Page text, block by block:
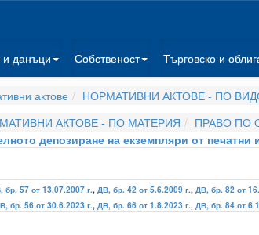
и данъци Собственост Търговско и
актове НОРМАТИВНИ АКТОВЕ - ПО
АКТОВЕ - ПО МАТЕРИЯ ПРАВО ПО
депозиране на екземпляри от печатни
бр. 57 от 13.07.2007 г., ДВ, бр. 42 от 5.6.2009 г., ДВ, бр. 82 от
бр. 56 от 30.6.2023 г., ДВ, бр. 66 от 1.8.2023 г., ДВ, бр. 84 от